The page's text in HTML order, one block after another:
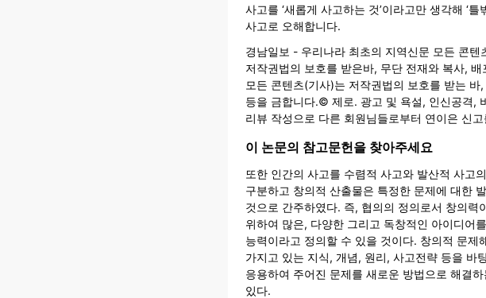
사고를 ‘새롭게 사고하는 것’이라고만 생각해 ‘틀
사고로 오해합니다.
경남일보 - 우리나라 최초의 지역신문 모든 콘텐
저작권법의 보호를 받은바, 무단 전재와 복사, 배
모든 콘텐츠(기사)는 저작권법의 보호를 받는 바
등을 금합니다.© 제로. 광고 및 욕설, 인신공격,
리뷰 작성으로 다른 회원님들로부터 연이은 신
이 논문의 참고문헌을 찾아주세요
또한 인간의 사고를 수렴적 사고와 발산적 사고
구분하고 창의적 산출물은 특정한 문제에 대한
것으로 간주하였다. 즉, 협의의 정의로서 창의력
위하여 많은, 다양한 그리고 독창적인 아이디어
능력이라고 정의할 수 있을 것이다. 창의적 문제
가지고 있는 지식, 개념, 원리, 사고전략 등을 바
응용하여 주어진 문제를 새로운 방법으로 해결
있다.